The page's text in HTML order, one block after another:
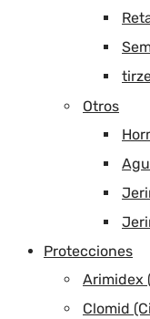
Otros
Protecciones
Arimidex
Clomid